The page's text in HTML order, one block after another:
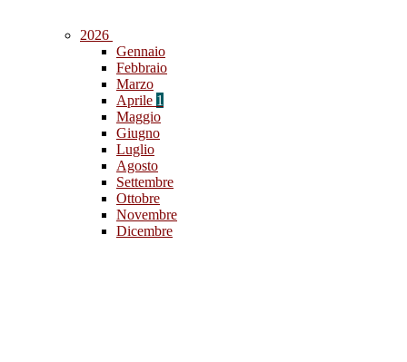
2026
Gennaio
Febbraio
Marzo
Aprile 1
Maggio
Giugno
Luglio
Agosto
Settembre
Ottobre
Novembre
Dicembre